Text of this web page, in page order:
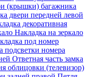
(крышки) багажника
двери передней левой
декоративная
Накладка на зеркало
под номер
подсветки номера
Ответная часть замка
облицовки (телевизор)